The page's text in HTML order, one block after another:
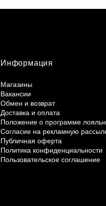
Информация
Магазины
Вакансии
Обмен и возврат
Доставка и оплата
Положение о программе
Согласие на рекламную
Публичная оферта
Политика конфиденциальности
Пользовательское соглашение